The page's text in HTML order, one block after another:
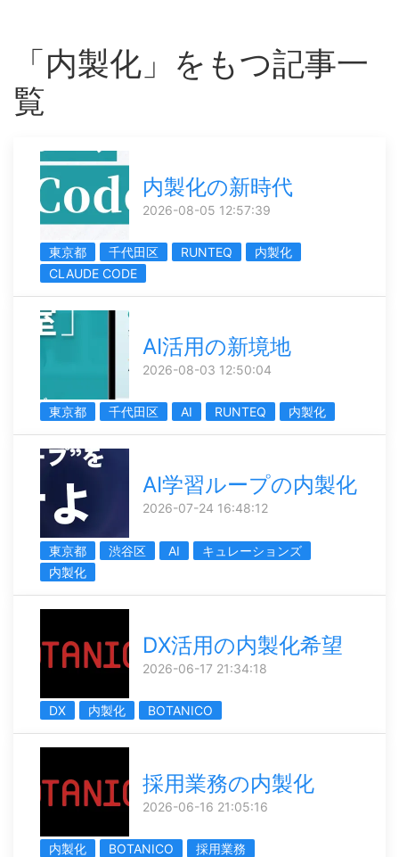
「内製化」をもつ記事一
覧
内製化の新時代
2026-08-05 12:57:39
東京都 千代田区 RUNTEQ
内製化
CLAUDE CODE
AI活用の新境地
2026-08-03 12:50:04
東京都 千代田区 AI RUNTEQ 内製化
AI学習ループの内製化
2026-07-24 16:48:12
東京都 渋谷区 AI
キュレーションズ
内製化
DX活用の内製化希望
2026-06-17 21:34:18
DX 内製化 BOTANICO
採用業務の内製化
2026-06-16 21:05:16
内製化 BOTANICO 採用業務